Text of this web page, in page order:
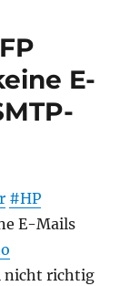
E-
#HP
E-Mails
nicht richtig